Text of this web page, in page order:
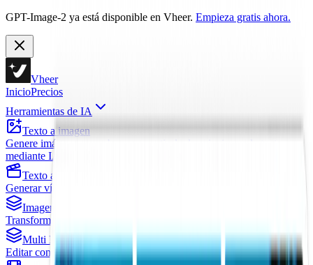
GPT-Image-2 ya está disponible en Vheer. Empieza gratis ahora.
Vheer
InicioPrecios
Herramientas de IA
Texto a imagen
Genere imágenes asombrosas a partir de descripciones de texto
mediante IA
Texto a vídeo
Generar vídeos a partir de descripciones de texto mediante IA
Imagen a imagen
Transforme y edite imágenes con ayuda de la IA
Multi Imágenes a Imagen
Editar con una imagen principal y varias referencias